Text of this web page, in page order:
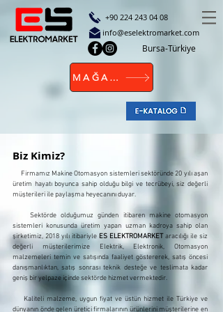
+90 224 243 04 08
info@eselektromarket.com
Bursa-Türkiye
MAĞAZA
Firmamız Makine Otomasyon sistemleri sektöründe 20 yılı aşan
üretim hayatı boyunca sahip olduğu bilgi ve tecrübeyi, siz değerli
müşterileri ile paylaşma heyecanını duyar.
Sektörde olduğumuz günden itibaren makine otomasyon
sistemleri konusunda üretim yapan uzman kadroya sahip olan
şirketimiz, 2018 yılı itibariyle ES ELEKTROMARKETaracılığı ile siz
değerli müşterilerimize Elektrik, Elektronik, Otomasyon
malzemeleri temin ve satışında faaliyet göstererek, satış öncesi
danışmanlıktan, satış sonrası teknik desteğe ve teslimata kadar
geniş bir yelpaze içinde sektörde hizmet vermektedir.
Kaliteli malzeme, uygun fiyat ve üstün hizmet ile Türkiye ve
dünyanın önde gelen üretici firmalarının ürünlerini müşterilerine en
Biz Kimiz?